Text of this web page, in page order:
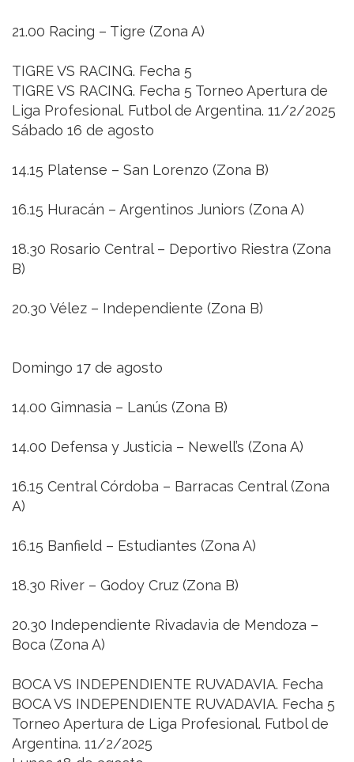
21.00 Racing – Tigre (Zona A)
TIGRE VS RACING. Fecha 5
TIGRE VS RACING. Fecha 5 Torneo Apertura de
Liga Profesional. Futbol de Argentina. 11/2/2025
Sábado 16 de agosto
14.15 Platense – San Lorenzo (Zona B)
16.15 Huracán – Argentinos Juniors (Zona A)
18.30 Rosario Central – Deportivo Riestra (Zona
B)
20.30 Vélez – Independiente (Zona B)
Domingo 17 de agosto
14.00 Gimnasia – Lanús (Zona B)
14.00 Defensa y Justicia – Newell’s (Zona A)
16.15 Central Córdoba – Barracas Central (Zona
A)
16.15 Banfield – Estudiantes (Zona A)
18.30 River – Godoy Cruz (Zona B)
20.30 Independiente Rivadavia de Mendoza –
Boca (Zona A)
BOCA VS INDEPENDIENTE RUVADAVIA. Fecha
BOCA VS INDEPENDIENTE RUVADAVIA. Fecha 5
Torneo Apertura de Liga Profesional. Futbol de
Argentina. 11/2/2025